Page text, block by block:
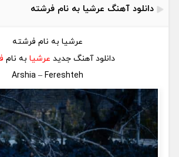
دانلود آهنگ عرشیا به نام فرشته
عرشیا به نام فرشته
دانلود آهنگ جدید عرشیا به نام
Arshia – Fereshteh